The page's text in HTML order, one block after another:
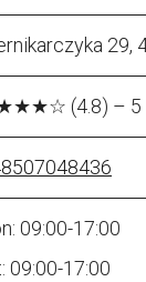
29,
(4.8) – 5
09:00-17:00
09:00-17:00